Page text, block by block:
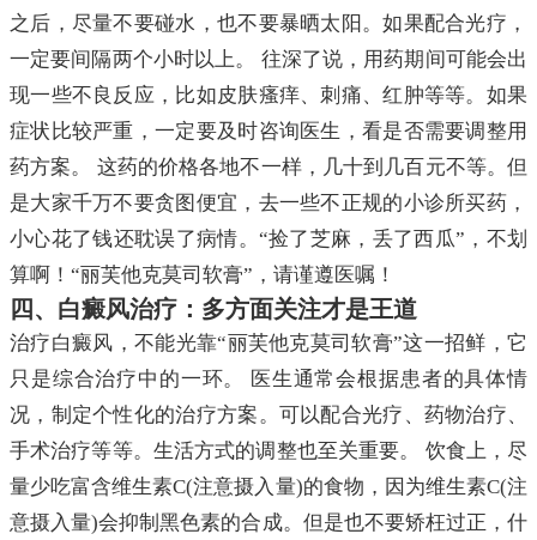
之后，尽量不要碰水，也不要暴晒太阳。如果配合光疗，
一定要间隔两个小时以上。 往深了说，用药期间可能会出
现一些不良反应，比如皮肤瘙痒、刺痛、红肿等等。如果
症状比较严重，一定要及时咨询医生，看是否需要调整用
药方案。 这药的价格各地不一样，几十到几百元不等。但
是大家千万不要贪图便宜，去一些不正规的小诊所买药，
小心花了钱还耽误了病情。“捡了芝麻，丢了西瓜”，不划
算啊！“丽芙他克莫司软膏”，请谨遵医嘱！
四、白癜风治疗：多方面关注才是王道
治疗白癜风，不能光靠“丽芙他克莫司软膏”这一招鲜，它
只是综合治疗中的一环。 医生通常会根据患者的具体情
况，制定个性化的治疗方案。可以配合光疗、药物治疗、
手术治疗等等。生活方式的调整也至关重要。 饮食上，尽
量少吃富含维生素C(注意摄入量)的食物，因为维生素C(注
意摄入量)会抑制黑色素的合成。但是也不要矫枉过正，什